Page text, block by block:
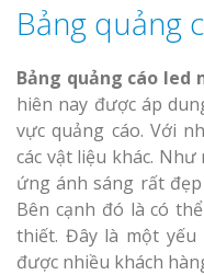
Bảng quảng
Bảng quảng cáo led
hiên nay được áp
vực quảng cáo. Với
các vật liệu khác.
ứng ánh sáng rất
Bên cạnh đó là có
thiết. Đây là một
được nhiều khách